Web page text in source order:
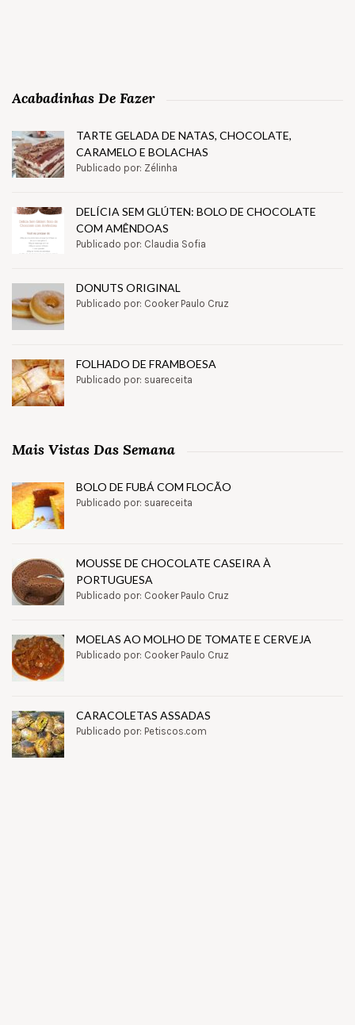
Acabadinhas De Fazer
TARTE GELADA DE NATAS, CHOCOLATE,
CARAMELO E BOLACHAS
Publicado por: Zélinha
DELÍCIA SEM GLÚTEN: BOLO DE CHOCOLATE
COM AMÊNDOAS
Publicado por: Claudia Sofia
DONUTS ORIGINAL
Publicado por: Cooker Paulo Cruz
FOLHADO DE FRAMBOESA
Publicado por: suareceita
Mais Vistas Das Semana
BOLO DE FUBÁ COM FLOCÃO
Publicado por: suareceita
MOUSSE DE CHOCOLATE CASEIRA À
PORTUGUESA
Publicado por: Cooker Paulo Cruz
MOELAS AO MOLHO DE TOMATE E CERVEJA
Publicado por: Cooker Paulo Cruz
CARACOLETAS ASSADAS
Publicado por: Petiscos.com